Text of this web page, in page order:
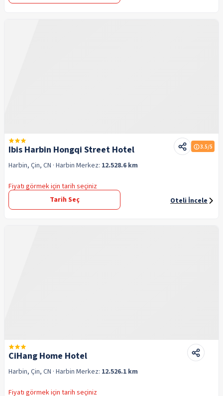
Ibis Harbin Hongqi Street Hotel 3.5/5
Harbin, Çin, CN · Harbin Merkez: 12.528.6 km
Fiyatı görmek için tarih seçiniz
Tarih Seç
Oteli İncele
CiHang Home Hotel
Harbin, Çin, CN · Harbin Merkez: 12.526.1 km
Fiyatı görmek için tarih seçiniz